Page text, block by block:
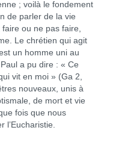
; voilà le fondement
de parler de la vie
faire ou ne pas faire,
Le chrétien qui agit
un homme uni au
a pu dire : « Ce
vit en moi » (Ga 2,
nouveaux, unis à
de mort et vie
fois que nous
l’Eucharistie.